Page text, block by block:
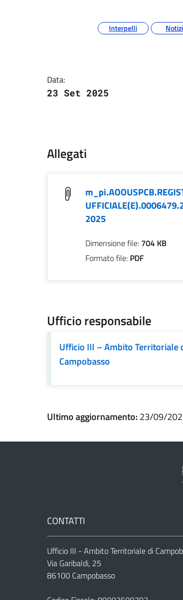
Argomenti
Interpelli
Data:
23 Set 2025
Allegati
2025
Dimensione file: 704 KB
Formato file: PDF
Ufficio responsabile
Ufficio III – Ambito Territoriale
Campobasso
Ultimo aggiornamento:23/09/
CONTATTI
Ufficio III - Ambito Territoriale di
Via Garibaldi, 25
86100 Campobasso